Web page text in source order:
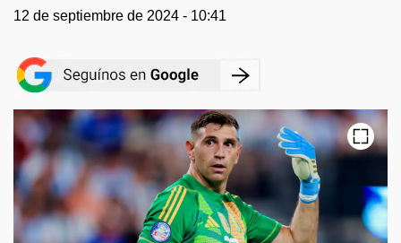
12 de septiembre de 2024 - 10:41